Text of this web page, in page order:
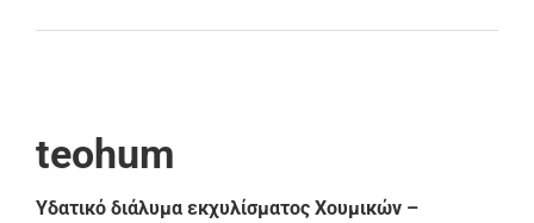
teohum
Υδατικό διάλυμα εκχυλίσματος Χουμικών –